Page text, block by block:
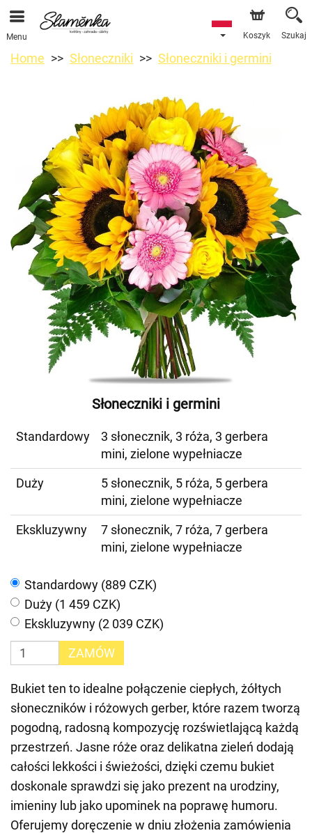
Menu Koszyk Szukaj
Home Słoneczniki Słoneczniki i germini
Słoneczniki i germini
Standardowy
3 słonecznik, 3 róża, 3 gerbera
mini, zielone wypełniacze
Duży
5 słonecznik, 5 róża, 5 gerbera
mini, zielone wypełniacze
Ekskluzywny
7 słonecznik, 7 róża, 7 gerbera
mini, zielone wypełniacze
Standardowy (889 CZK)
Duży (1 459 CZK)
Ekskluzywny (2 039 CZK)
ZAMÓW
Bukiet ten to idealne połączenie ciepłych, żółtych
słoneczników i różowych gerber, które razem tworzą
pogodną, radosną kompozycję rozświetlającą każdą
przestrzeń. Jasne róże oraz delikatna zieleń dodają
całości lekkości i świeżości, dzięki czemu bukiet
doskonale sprawdzi się jako prezent na urodziny,
imieniny lub jako upominek na poprawę humoru.
Oferujemy doręczenie w dniu złożenia zamówienia